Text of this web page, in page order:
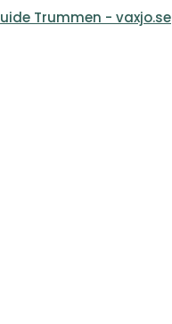
Trummen - vaxjo.se